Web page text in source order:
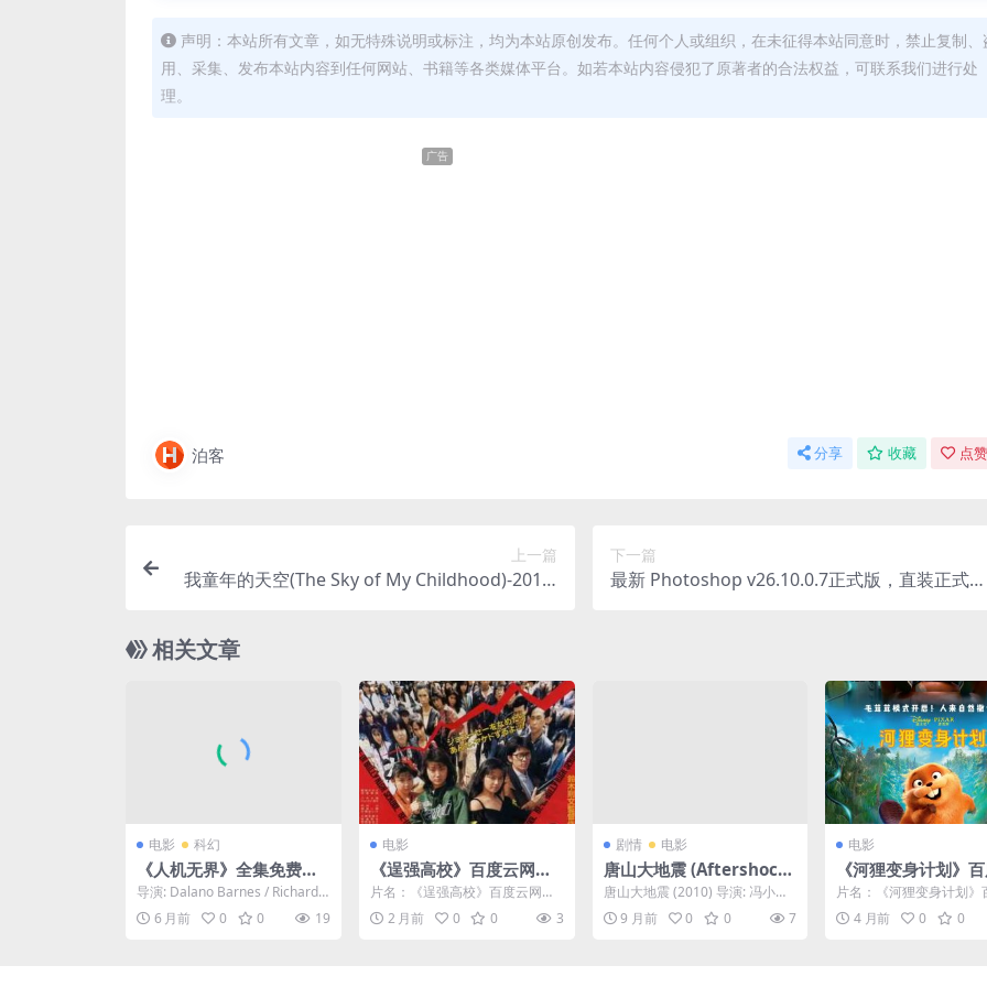
声明：本站所有文章，如无特殊说明或标注，均为本站原创发布。任何个人或组织，在未征得本站同意时，禁止复制、
用、采集、发布本站内容到任何网站、书籍等各类媒体平台。如若本站内容侵犯了原著者的合法权益，可联系我们进行处
理。
广告
泊客 分享 收藏 点
上一篇
我童年的天空(The Sky of My Childhood)-2011-
影，以优美的镜头，讲述了哈萨克斯坦首任总统
纳扎尔巴耶夫，在草原上度过的、充满梦想与希
望的童年时光🇰🇿｜
下一篇
最新 Photoshop v26.10.0.7正式版，直装正式
相关文章
电影 科幻
《人机无界》全集免费下
载-2025-热门资源直达 –
科幻/悬疑 – [CN][夸克网
盘/百度网盘]
导演: Dalano Barnes / Richard F
enwick / De...
6 月前 0 0 19
电影
《逞强高校》百度云网盘
夸克下载.阿里云盘.中字.
(1990)
片名：《逞强高校》百度云网盘
夸克下载.阿里云盘.中字.(1990)
分类：电影 ...
2 月前 0 0 3
剧情 电影
唐山大地震 (Aftershock)
– 2010 – 剧情/历史/灾难
– 1080P高清中字 – 夸克
网盘免费下载
唐山大地震 (2010) 导演: 冯小刚
编剧: 思芜 主演: 徐帆 / 张静初...
9 月前 0 0 7
电影
《河狸变身计划》
网盘夸克下载.阿里云
字.(2026)
片名：《河狸变身计划》
网盘夸克下载.阿里云盘.
26) 分类：电...
4 月前 0 0